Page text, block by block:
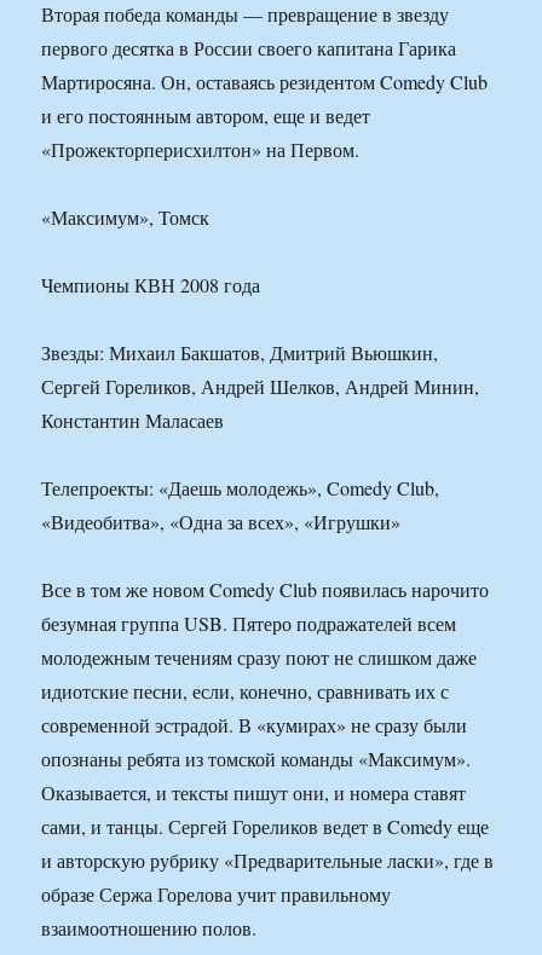
Вторая победа команды — превращение в звезду
первого десятка в России своего капитана Гарика
Мартиросяна. Он, оставаясь резидентом Comedy Club
и его постоянным автором, еще и ведет
«Прожекторперисхилтон» на Первом.
«Максимум», Томск
Чемпионы КВН 2008 года
Звезды: Михаил Бакшатов, Дмитрий Вьюшкин,
Сергей Гореликов, Андрей Шелков, Андрей Минин,
Константин Маласаев
Телепроекты: «Даешь молодежь», Comedy Club,
«Видеобитва», «Одна за всех», «Игрушки»
Все в том же новом Comedy Club появилась нарочито
безумная группа USB. Пятеро подражателей всем
молодежным течениям сразу поют не слишком даже
идиотские песни, если, конечно, сравнивать их с
современной эстрадой. В «кумирах» не сразу были
опознаны ребята из томской команды «Максимум».
Оказывается, и тексты пишут они, и номера ставят
сами, и танцы. Сергей Гореликов ведет в Comedy еще
и авторскую рубрику «Предварительные ласки», где в
образе Сержа Горелова учит правильному
взаимоотношению полов.